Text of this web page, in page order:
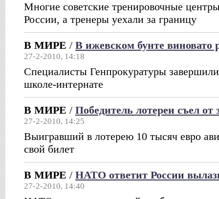
Многие советские тренировочные
России, а тренеры уехали за границу
В МИРЕ / В ижевском бунте виновато
27-2-2010, 14:18
Специалисты Генпрокуратуры
школе-интернате
В МИРЕ / Победитель лотереи съел от
27-2-2010, 14:25
Выигравший в лотерею 10 тысяч евро
свой билет
В МИРЕ / НАТО ответит России
27-2-2010, 14:40